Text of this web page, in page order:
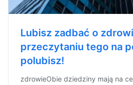
Lubisz zadbać o
przeczytaniu tego na
polubisz!
zdrowieObie dziedziny mają na